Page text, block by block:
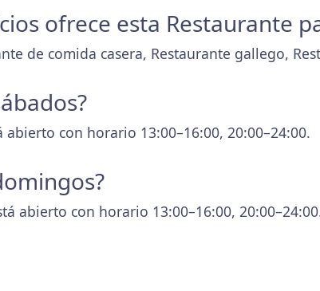
ofrece esta Restaurante
de comida casera, Restaurante gallego,
abierto con horario 13:00–16:00, 20:00–24:00.
abierto con horario 13:00–16:00,